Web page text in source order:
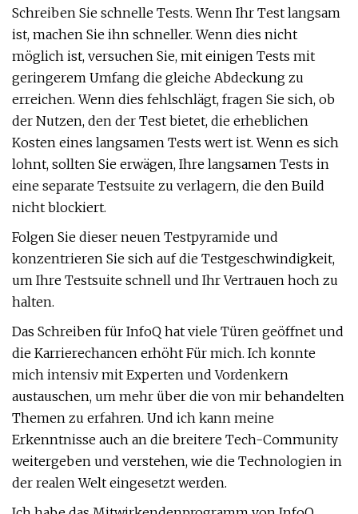
Schreiben Sie schnelle Tests. Wenn Ihr Test langsam
ist, machen Sie ihn schneller. Wenn dies nicht
möglich ist, versuchen Sie, mit einigen Tests mit
geringerem Umfang die gleiche Abdeckung zu
erreichen. Wenn dies fehlschlägt, fragen Sie sich, ob
der Nutzen, den der Test bietet, die erheblichen
Kosten eines langsamen Tests wert ist. Wenn es sich
lohnt, sollten Sie erwägen, Ihre langsamen Tests in
eine separate Testsuite zu verlagern, die den Build
nicht blockiert.
Folgen Sie dieser neuen Testpyramide und
konzentrieren Sie sich auf die Testgeschwindigkeit,
um Ihre Testsuite schnell und Ihr Vertrauen hoch zu
halten.
Das Schreiben für InfoQ hat viele Türen geöffnet und
die Karrierechancen erhöht Für mich. Ich konnte
mich intensiv mit Experten und Vordenkern
austauschen, um mehr über die von mir behandelten
Themen zu erfahren. Und ich kann meine
Erkenntnisse auch an die breitere Tech-Community
weitergeben und verstehen, wie die Technologien in
der realen Welt eingesetzt werden.